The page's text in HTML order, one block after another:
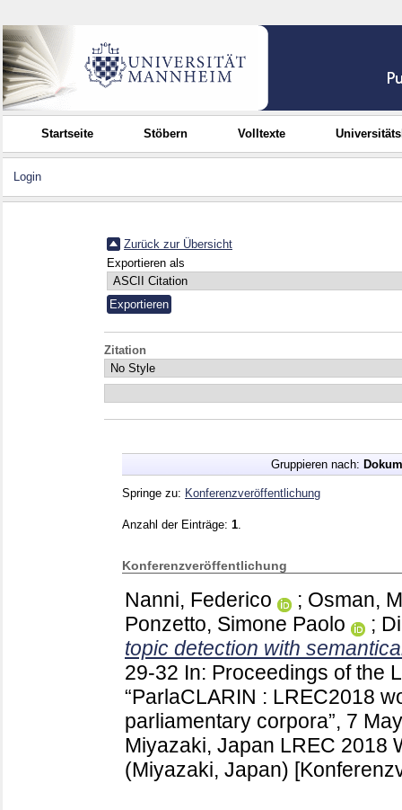
Startseite Stöbern Volltexte
Login
Zurück zur Übersicht
Exportieren als
Zitation
Gruppieren nach:
Springe zu: Konferenzveröffentlichung
Anzahl der Einträge: 1
Konferenzveröffentlichung
Nanni, Federico ; Osman,
Ponzetto, Simone Paolo
;
topic detection with
29-32 In: Proceedings of the
“ParlaCLARIN : LREC2018
parliamentary corpora”, 7
Miyazaki, Japan LREC 2018
(Miyazaki, Japan)